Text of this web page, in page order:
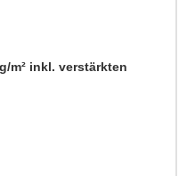
m² inkl. verstärkten